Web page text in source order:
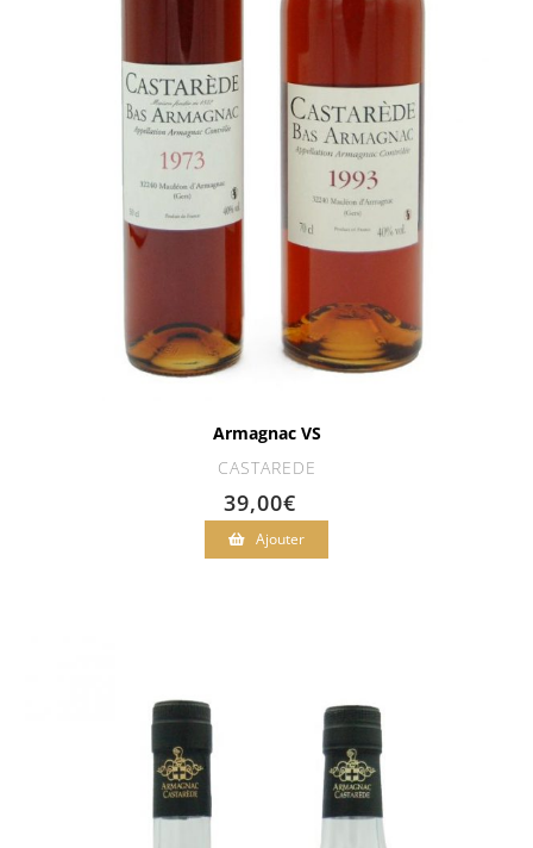
Armagnac VS
CASTAREDE
39,00€
Ajouter